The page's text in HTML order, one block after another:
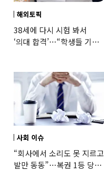
해외토픽
38세에 다시 시험 봐서
‘의대 합격’…“학생들 기회
사회 이슈
“회사에서 소리도 못 지르고
발만 동동”…복권 1등 당첨